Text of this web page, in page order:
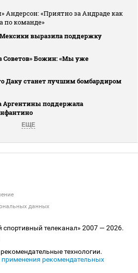
Андерсон: «Приятно за Андраде как
по команде»
выразила поддержку
Советов» Божин: «Мы уже
Даку станет лучшим бомбардиром
Аргентины поддержала
ЕЩЕ
данных
телеканал» 2007 — 2026.
технологии.
рекомендательных